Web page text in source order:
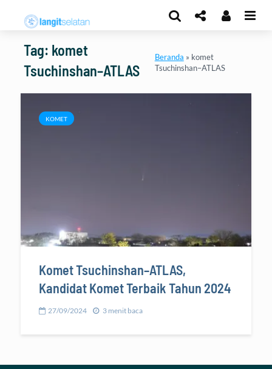
Tag: komet
Tsuchinshan–ATLAS
Beranda » komet
Tsuchinshan–ATLAS
KOMET
Komet Tsuchinshan–ATLAS,
Kandidat Komet Terbaik Tahun 2024
27/09/2024 3 menit baca